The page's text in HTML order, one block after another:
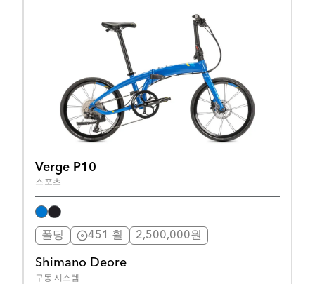
Verge P10
스포츠
폴딩 451 휠 2,500,000원
Shimano Deore
구동 시스템